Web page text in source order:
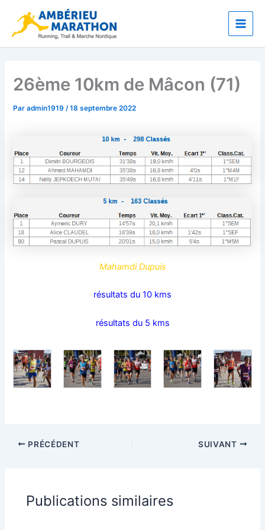
contenu
Main
26ème 10km de Mâcon (71)
Paradmin1919/18 septembre 2022
Mahamdi Dupuis
résultats du 10 kms
résultats du 5 kms
PRÉCÉDENT SUIVANT
Publications similaires